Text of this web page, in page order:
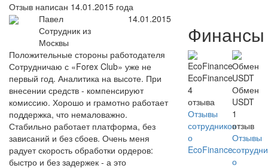
Отзыв написан 14.01.2015 года
Павел
Сотрудник из
Москвы
14.01.2015
Положительные стороны работодателя
Сотрудничаю с «Forex Club» уже не
первый год. Аналитика на высоте. При
внесении средств - компенсируют
комиссию. Хорошо и грамотно работает
поддержка, что немаловажно.
Стабильно работает платформа, без
зависаний и без сбоев. Очень меня
радует скорость обработки ордеров:
быстро и без задержек - а это
Финансы
EcoFinance
4
отзыва
Отзывы
сотрудников
о
EcoFinance
Обмен
USDT
1
отзыв
Отзывы
о